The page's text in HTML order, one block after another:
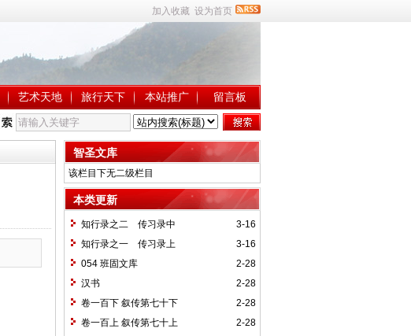
加入收藏 设为首页
艺术天地 旅行天下 本站推广 留言板
智圣文库
该栏目下无二级栏目
本类更新
3-16
知行录之二 传习录中
3-16
知行录之一 传习录上
2-28
054 班固文库
2-28
汉书
2-28
卷一百下 叙传第七十下
2-28
卷一百上 叙传第七十上